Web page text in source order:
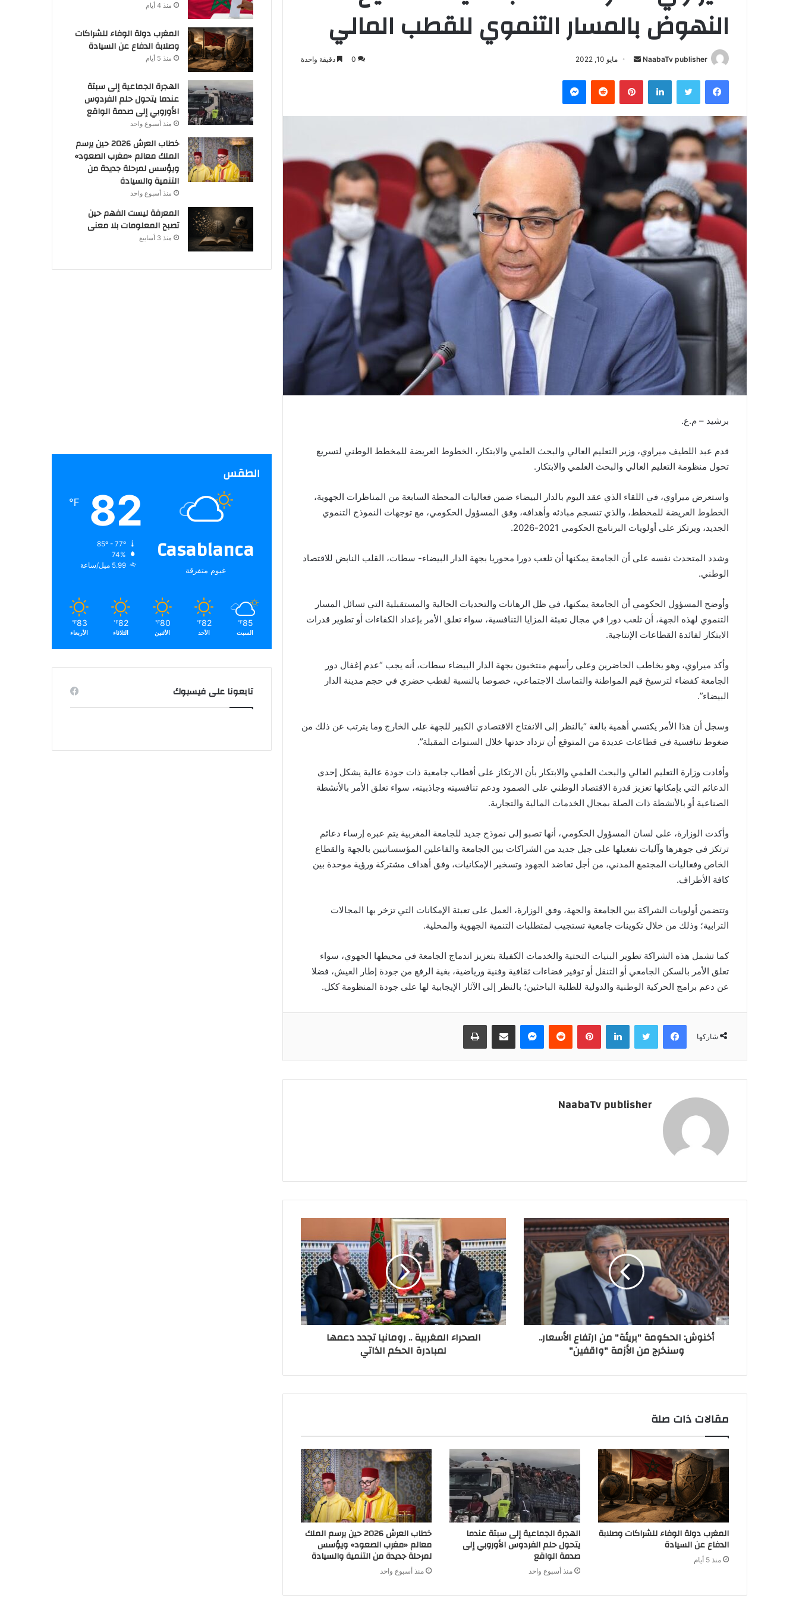
النهوض بالمسار التنموي للقطب المالي
NaabaTv publisher
س
ب
ر
ا
إ
و
مايو 10, 2022 0 دقيقة واحدة
فيسبوك لينكدإن بينتيريست
برشيد – م.ع.
قدم عبد اللطيف ميراوي، وزير التعليم العالي والبحث العلمي والابتكار، الخطوط العريضة للمخطط الوطني لتسريع
تحول منظومة التعليم العالي والبحث العلمي والابتكار.
واستعرض ميراوي، في اللقاء الذي عقد اليوم بالدار البيضاء ضمن فعاليات المحطة السابعة من المناظرات الجهوية،
الخطوط العريضة للمخطط، والذي تنسجم مبادئه وأهدافه، وفق المسؤول الحكومي، مع توجهات النموذج التنموي
الجديد، ويرتكز على أولويات البرنامج الحكومي 2021-2026.
وشدد المتحدث نفسه على أن الجامعة يمكنها أن تلعب دورا محوريا بجهة الدار البيضاء- سطات، القلب النابض للاقتصاد
الوطني.
وأوضح المسؤول الحكومي أن الجامعة يمكنها، في ظل الرهانات والتحديات الحالية والمستقبلية التي تسائل المسار
التنموي لهذه الجهة، أن تلعب دورا في مجال تعبئة المزايا التنافسية، سواء تعلق الأمر بإعداد الكفاءات أو تطوير قدرات
الابتكار لفائدة القطاعات الإنتاجية.
وأكد ميراوي، وهو يخاطب الحاضرين وعلى رأسهم منتخبون بجهة الدار البيضاء سطات، أنه يجب “عدم إغفال دور
الجامعة كفضاء لترسيخ قيم المواطنة والتماسك الاجتماعي، خصوصا بالنسبة لقطب حضري في حجم مدينة الدار
البيضاء”.
وسجل أن هذا الأمر يكتسي أهمية بالغة “بالنظر إلى الانفتاح الاقتصادي الكبير للجهة على الخارج وما يترتب عن ذلك من
ضغوط تنافسية في قطاعات عديدة من المتوقع أن تزداد حدتها خلال السنوات المقبلة”.
وأفادت وزارة التعليم العالي والبحث العلمي والابتكار بأن الارتكاز على أقطاب جامعية ذات جودة عالية يشكل إحدى
الدعائم التي بإمكانها تعزيز قدرة الاقتصاد الوطني على الصمود ودعم تنافسيته وجاذبيته، سواء تعلق الأمر بالأنشطة
الصناعية أو بالأنشطة ذات الصلة بمجال الخدمات المالية والتجارية.
وأكدت الوزارة، على لسان المسؤول الحكومي، أنها تصبو إلى نموذج جديد للجامعة المغربية يتم عبره إرساء دعائم
ترتكز في جوهرها وآليات تفعيلها على جيل جديد من الشراكات بين الجامعة والفاعلين المؤسساتيين بالجهة والقطاع
الخاص وفعاليات المجتمع المدني، من أجل تعاضد الجهود وتسخير الإمكانيات، وفق أهداف مشتركة ورؤية موحدة بين
كافة الأطراف.
وتتضمن أولويات الشراكة بين الجامعة والجهة، وفق الوزارة، العمل على تعبئة الإمكانات التي تزخر بها المجالات
الترابية؛ وذلك من خلال تكوينات جامعية تستجيب لمتطلبات التنمية الجهوية والمحلية.
كما تشمل هذه الشراكة تطوير البنيات التحتية والخدمات الكفيلة بتعزيز اندماج الجامعة في محيطها الجهوي، سواء
تعلق الأمر بالسكن الجامعي أو التنقل أو توفير فضاءات ثقافية وفنية ورياضية، بغية الرفع من جودة إطار العيش، فضلا
عن دعم برامج الحركية الوطنية والدولية للطلبة الباحثين؛ بالنظر إلى الآثار الإيجابية لها على جودة المنظومة ككل.
شاركها
فيسبوك لينكدإن بينتيريست
NaabaTv publisher
أخنوش: الحكومة "بريئة" من ارتفاع الأسعار..
وسنخرج من الأزمة "واقفين"‬
الصحراء المغربية .. رومانيا تجدد دعمها
لمبادرة الحكم الذاتي
مقالات ذات صلة
المغرب دولة الوفاء للشراكات وصلابة
الدفاع عن السيادة
منذ 5 أيام
الهجرة الجماعية إلى سبتة عندما
يتحول حلم الفردوس الأوروبي إلى
صدمة الواقع
منذ أسبوع واحد
خطاب العرش 2026 حين يرسم الملك
معالم «مغرب الصعود» ويؤسس
لمرحلة جديدة من التنمية والسيادة
منذ أسبوع واحد
منذ 4 أيام
المغرب دولة الوفاء للشراكات
وصلابة الدفاع عن السيادة
منذ 5 أيام
الهجرة الجماعية إلى سبتة
عندما يتحول حلم الفردوس
الأوروبي إلى صدمة الواقع
منذ أسبوع واحد
خطاب العرش 2026 حين يرسم
الملك معالم «مغرب الصعود»
ويؤسس لمرحلة جديدة من
التنمية والسيادة
منذ أسبوع واحد
المعرفة ليست الفهم حين
تصبح المعلومات بلا معنى
منذ 3 أسابيع
الطقس
Casablanca
غيوم متفرقة
82
℉
74%
5.99 ميل/ساعة
85
℉
السبت
82
℉
الأحد
80
℉
الأثنين
82
℉
الثلاثاء
83
℉
الأربعاء
تابعونا على فيسبوك